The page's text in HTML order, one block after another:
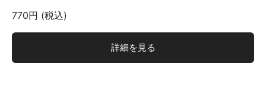
770円 (税込)
詳細を見る